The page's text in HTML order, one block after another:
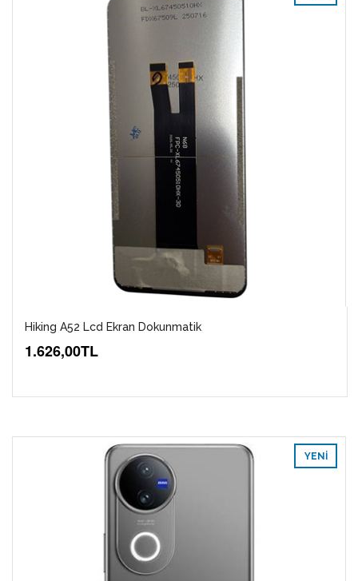
Hiking A52 Lcd Ekran Dokunmatik
1.626,00TL
YENI